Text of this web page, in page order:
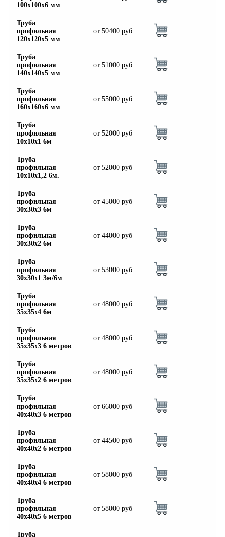
100х100х6 мм
Труба
профильная
120х120х5 мм
от50400 руб
Труба
профильная
140х140х5 мм
от51000 руб
Труба
профильная
160х160х6 мм
от55000 руб
Труба
профильная
10х10х1 6м
от52000 руб
Труба
профильная
10х10х1,2 6м.
от52000 руб
Труба
профильная
30х30х3 6м
от45000 руб
Труба
профильная
30х30х2 6м
от44000 руб
Труба
профильная
30х30х1 3м/6м
от53000 руб
Труба
профильная
35х35х4 6м
от48000 руб
Труба
профильная
35х35х3 6 метров
от48000 руб
Труба
профильная
35х35х2 6 метров
от48000 руб
Труба
профильная
40х40х3 6 метров
от66000 руб
Труба
профильная
40х40х2 6 метров
от44500 руб
Труба
профильная
40х40х4 6 метров
от58000 руб
Труба
профильная
40х40х5 6 метров
от58000 руб
Труба